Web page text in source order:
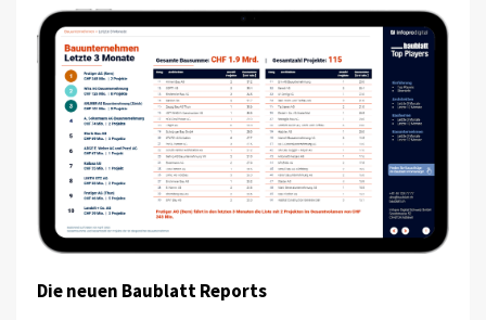
Die neuen Baublatt Reports